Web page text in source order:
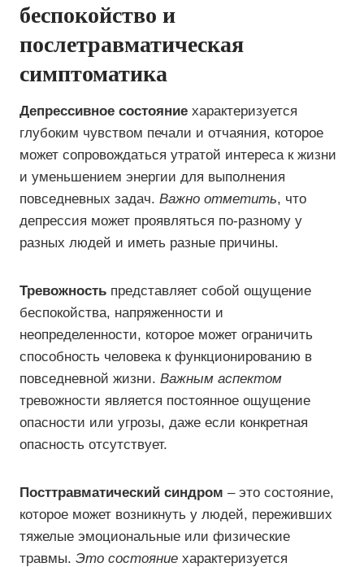
беспокойство и
послетравматическая
симптоматика
Депрессивное состояние характеризуется
глубоким чувством печали и отчаяния, которое
может сопровождаться утратой интереса к жизни
и уменьшением энергии для выполнения
повседневных задач. Важно отметить, что
депрессия может проявляться по-разному у
разных людей и иметь разные причины.
Тревожность представляет собой ощущение
беспокойства, напряженности и
неопределенности, которое может ограничить
способность человека к функционированию в
повседневной жизни. Важным аспектом
тревожности является постоянное ощущение
опасности или угрозы, даже если конкретная
опасность отсутствует.
Посттравматический синдром – это состояние,
которое может возникнуть у людей, переживших
тяжелые эмоциональные или физические
травмы. Это состояние характеризуется